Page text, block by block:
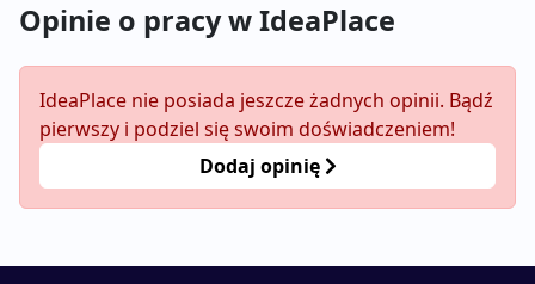
Opinie o pracy w IdeaPlace
IdeaPlace nie posiada jeszcze żadnych opinii. Bądź
pierwszy i podziel się swoim doświadczeniem!
Dodaj opinię